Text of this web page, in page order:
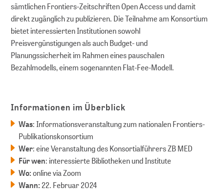
sämtlichen Frontiers-Zeitschriften Open Access und damit
direkt zugänglich zu publizieren. Die Teilnahme am Konsortium
bietet interessierten Institutionen sowohl
Preisvergünstigungen als auch Budget- und
Planungssicherheit im Rahmen eines pauschalen
Bezahlmodells, einem sogenannten Flat-Fee-Modell.
Informationen im Überblick
Was: Informationsveranstaltung zum nationalen Frontiers-
Publikationskonsortium
Wer: eine Veranstaltung des Konsortialführers ZB MED
Für wen: interessierte Bibliotheken und Institute
Wo:online via Zoom
Wann: 22. Februar 2024